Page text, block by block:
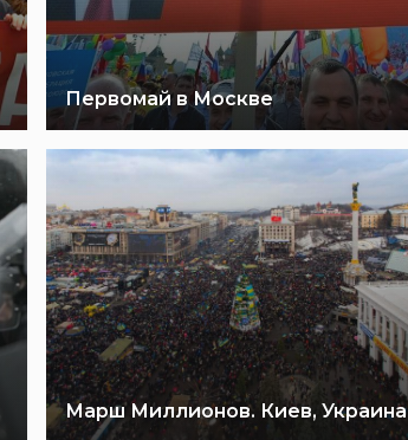
Первомай в Москве
Марш Миллионов. Киев, Украина